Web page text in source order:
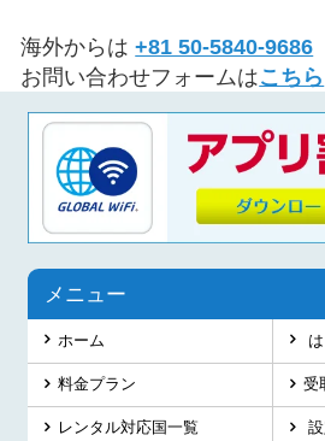
海外からは+81 50-5840-9686
お問い合わせフォームはこちら
メニュー
ホーム
料金プラン
レンタル対応国一覧
受